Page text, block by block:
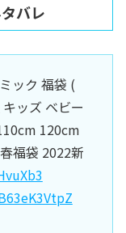
バレ
ック 福袋 (
ッズ ベビー
120cm
福袋 2022新